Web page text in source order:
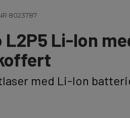
8023787
L2P5 Li-Ion
med Li-Ion